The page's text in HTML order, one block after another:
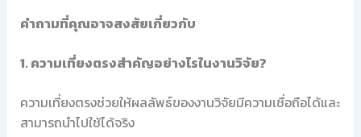
คำถามที่คุณอาจสงสัยเกี่ยวกับ
1. ความเที่ยงตรงสำคัญอย่างไรในงานวิจัย?
ความเที่ยงตรงช่วยให้ผลลัพธ์ของงานวิจัยมีความเชื่อถือได้และ
สามารถนำไปใช้ได้จริง